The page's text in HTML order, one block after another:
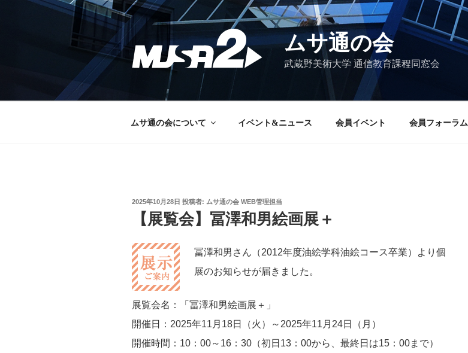
ムサ通の会
武蔵野美術大学 通信教育課程同窓会
ムサ通の会について イベント&ニュース 会員イベント 会員フォーラム
投
2025年10月28日 投稿者: ムサ通の会 WEB管理担当
【展覧会】冨澤和男絵画展＋
冨澤和男さん（2012年度油絵学科油絵コース卒業）より個
展のお知らせが届きました。
展覧会名：「冨澤和男絵画展＋」
開催日：2025年11月18日（火）～2025年11月24日（月）
開催時間：10：00～16：30（初日13：00から、最終日は15：00まで）